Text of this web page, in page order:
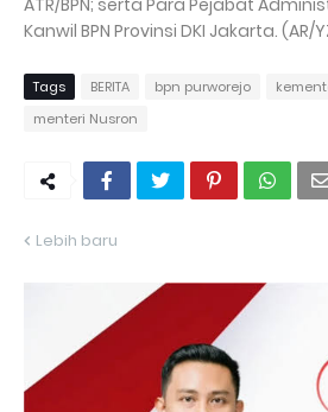
ATR/BPN; serta Para Pejabat
Kanwil BPN Provinsi DKI Jakarta. (AR/
Tags BERITA bpn purworejo
menteri Nusron
Lebih baru